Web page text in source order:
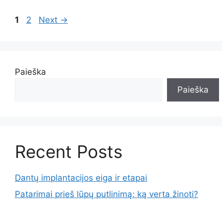
Page
1 Page
2 Next →
Paieška
Paieška
Recent Posts
Dantų implantacijos eiga ir etapai
Patarimai prieš lūpų putlinimą: ką verta žinoti?